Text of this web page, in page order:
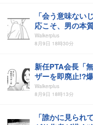
「会う意味な
応こそ、男の本
作選
Walkerplus
8月9日 18時30分
新任PTA会長「
ザーを即廃止!?
【作者に聞く】
Walkerplus
8月9日 18時13分
「誰かに見ら